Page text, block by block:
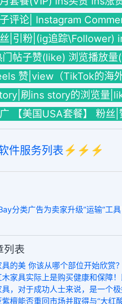
评论| Instagram
|引粉|(ig追踪\Follower)
门帖子赞(like) 浏览播放
赞|view（TikTok的海外
刷ins story的浏览量
【美国USA套餐】 粉丝|
件服务列表⚡️⚡️⚡️
分类广告为卖家升级”运输“
列表
的美 你该从哪个部位开始欣赏
木家具实际上是购买健康和保障
，对于成功人士来说，是一个
檀能否重回市场并取得与“大红